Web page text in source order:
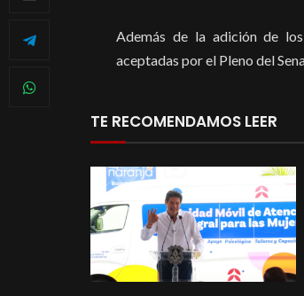
Además de la adición de
aceptadas por el Pleno del
TE RECOMENDAMOS LEER